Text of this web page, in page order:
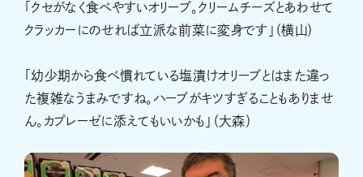
「クセがなく食べやすいオリーブ。クリームチーズとあわせて
クラッカーにのせれば立派な前菜に変身です」（横山）
「幼少期から食べ慣れている塩漬けオリーブとはまた違っ
た複雑なうまみですね。ハーブがキツすぎることもありませ
ん。カプレーゼに添えてもいいかも」（大森）